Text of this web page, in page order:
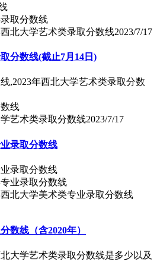
西北大学艺术类录取分数线2023/7/17
分数线(截止7月14日)
,2023年西北大学艺术类录取分数
艺术类录取分数线2023/7/17
录取分数线
录取分数线
西北大学美术类专业录取分数线
数线（含2020年）
大学艺术类录取分数线是多少以及